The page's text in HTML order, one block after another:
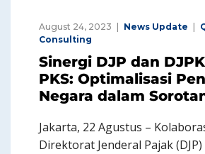
August 24, 2023 News Update
Consulting
Sinergi DJP dan
PKS: Optimalisasi
Negara dalam
Jakarta, 22 Agustus –
Direktorat Jenderal Pajak (DJP)